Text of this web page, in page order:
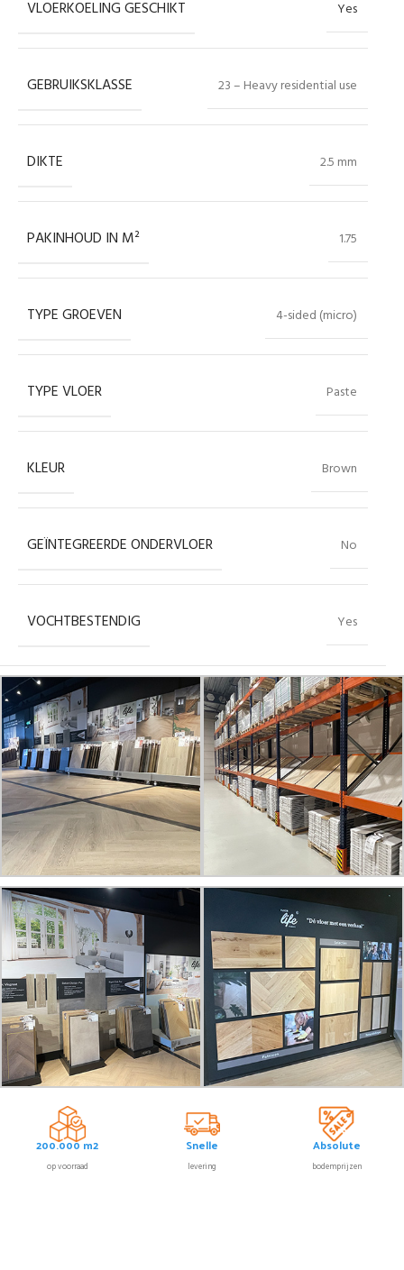
VLOERKOELING GESCHIKT Yes
GEBRUIKSKLASSE 23 – Heavy residential use
DIKTE 2.5 mm
PAKINHOUD IN M² 1.75
TYPE GROEVEN 4-sided (micro)
TYPE VLOER Paste
KLEUR Brown
GEÏNTEGREERDE ONDERVLOER No
VOCHTBESTENDIG Yes
200.000 m2
op voorraad
Snelle
levering
Absolute
bodemprijzen